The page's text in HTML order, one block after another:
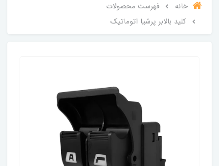
خانه
فهرست محصولات
کلید بالابر پرشیا اتوماتیک